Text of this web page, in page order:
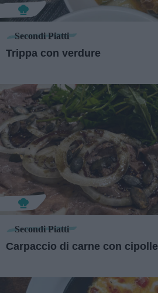
Secondi Piatti
Trippa con verdure
Secondi Piatti
Carpaccio di carne con cipolle